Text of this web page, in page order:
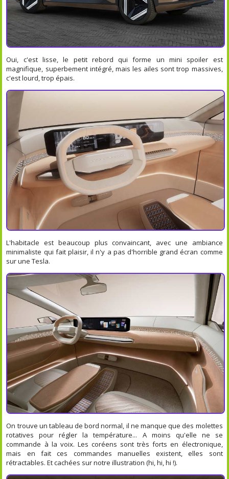
Oui, c'est lisse, le petit rebord qui forme un mini spoiler est
magnifique, superbement intégré, mais les ailes sont trop massives,
c'est lourd, trop épais.
L'habitacle est beaucoup plus convaincant, avec une ambiance
minimaliste qui fait plaisir, il n'y a pas d'horrible grand écran comme
sur une Tesla.
On trouve un tableau de bord normal, il ne manque que des molettes
rotatives pour régler la température... A moins qu'elle ne se
commande à la voix. Les coréens sont très forts en électronique,
mais en fait ces commandes manuelles existent, elles sont
rétractables. Et cachées sur notre illustration (hi, hi, hi !).